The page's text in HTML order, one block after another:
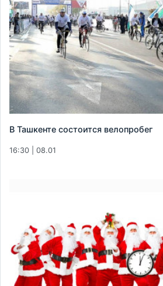
В Ташкенте состоится велопробег
16:30 | 08.01